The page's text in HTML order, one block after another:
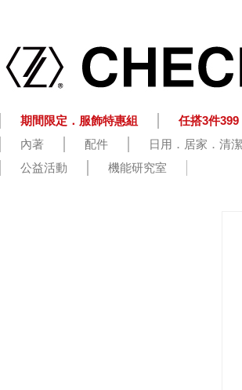
期間限定．服飾特惠組 任搭3件
內著
配件 日用．居家．清潔
公益活動
機能研究室